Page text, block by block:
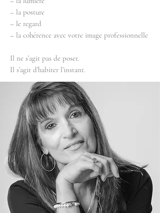
– la posture
– le regard
– la cohérence avec votre image professionnelle
Il ne s’agit pas de poser.
Il s’agit d’habiter l’instant.